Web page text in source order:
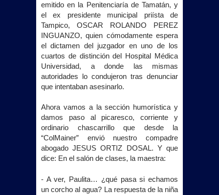
emitido en la Penitenciaríade Tamatán, y
el ex presidente municipal priísta de
Tampico, OSCAR ROLANDO PEREZ
INGUANZO, quien cómodamente espera
el dictamen del juzgador en uno de los
cuartos de distinción del Hospital Médica
Universidad, a donde las mismas
autoridades lo condujeron tras denunciar
que intentaban asesinarlo.
Ahora vamos a la sección humorística y
damos paso al picaresco, corriente y
ordinario chascarrillo que desde la
“ColMainer” envió nuestro compadre
abogado JESUS ORTIZ DOSAL. Y que
dice: En el salón de clases, la maestra:
- A ver, Paulita… ¿qué pasa si echamos
un corcho al agua? La respuesta de la niña